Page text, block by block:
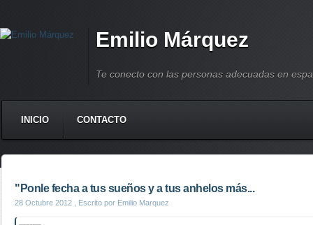
Emilio Márquez
Te conecto con las personas adecuadas en
INICIO CONTACTO
"Ponle fecha a tus sueños y a tus anhelos más...
28 Octubre 2012 , Escrito por Emilio Marquez